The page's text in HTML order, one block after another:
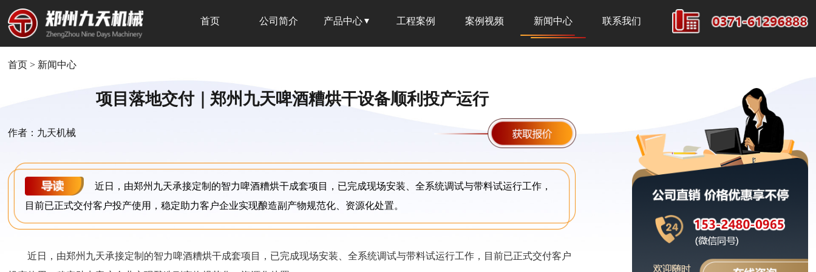
首页 公司简介 产品中心 工程案例 案例视频 新闻中心 联系我们
首页 > 新闻中心
项目落地交付｜郑州九天啤酒糟烘干设备顺利投产运行
作者：九天机械
近日，由郑州九天承接定制的智力啤酒糟烘干成套项目，已完成现场安装、全系统调试与带料试运行工作，
目前已正式交付客户投产使用，稳定助力客户企业实现酿造副产物规范化、资源化处置。
近日，由郑州九天承接定制的智力啤酒糟烘干成套项目，已完成现场安装、全系统调试与带料试运行工作，目前已正式交付客户